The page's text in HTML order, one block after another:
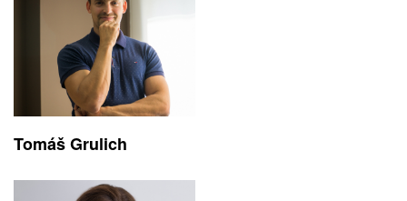
Tomáš Grulich